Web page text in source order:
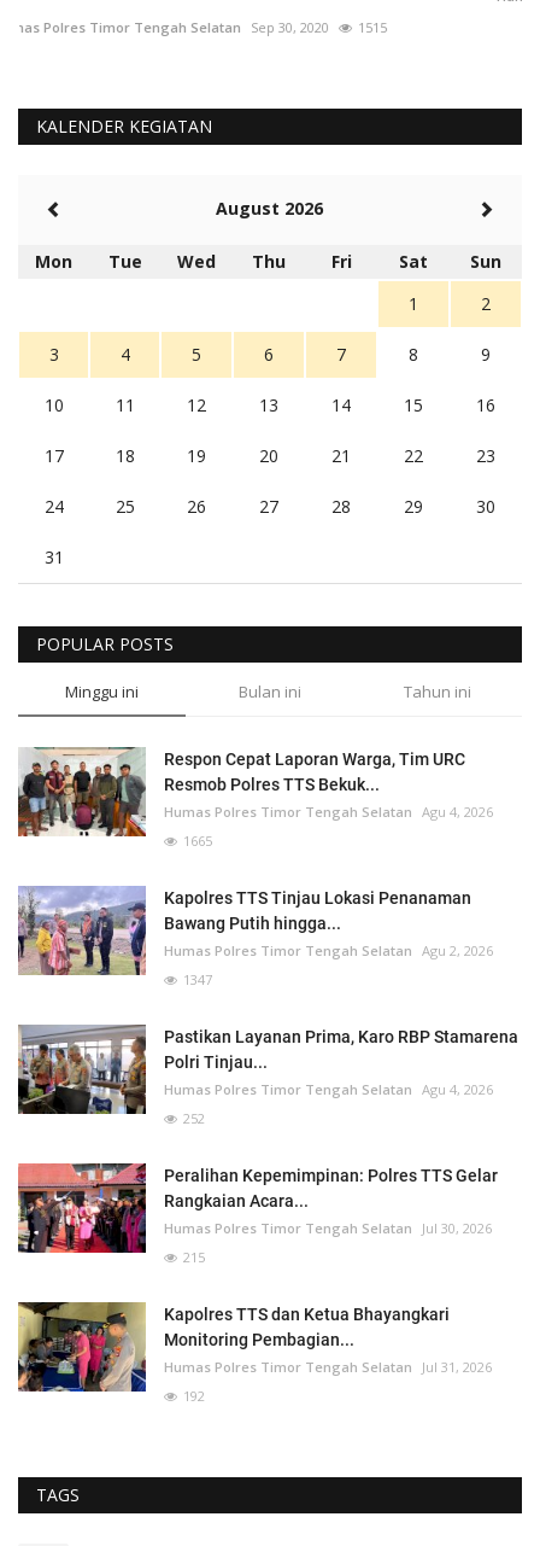
KALENDER KEGIATAN
August 2026
Mon Tue Wed Thu Fri Sat
Sun
1
2
3 4 5 6 7 8 9
10 11 12 13 14 15 16
17 18 19 20 21 22 23
24 25 26 27 28 29 30
31
POPULAR POSTS
Minggu ini Bulan ini Tahun ini
Respon Cepat Laporan Warga, Tim URC
Resmob Polres TTS Bekuk...
Humas Polres Timor Tengah Selatan Agu 4, 2026
1665
Kapolres TTS Tinjau Lokasi Penanaman
Bawang Putih hingga...
Humas Polres Timor Tengah Selatan Agu 2, 2026
1347
Pastikan Layanan Prima, Karo RBP Stamarena
Polri Tinjau...
Humas Polres Timor Tengah Selatan Agu 4, 2026
252
Peralihan Kepemimpinan: Polres TTS Gelar
Rangkaian Acara...
Humas Polres Timor Tengah Selatan
Jul 30, 2026
215
Kapolres TTS dan Ketua Bhayangkari
Monitoring Pembagian...
Humas Polres Timor Tengah Selatan
Jul 31, 2026
192
TAGS